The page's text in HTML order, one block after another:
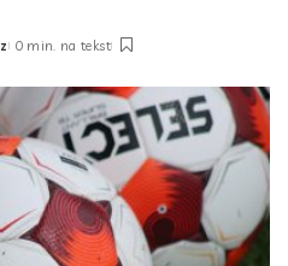
0 min. na tekst